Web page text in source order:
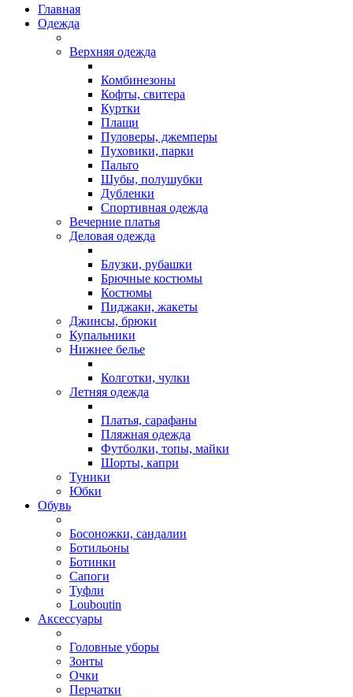
Главная
Одежда
Верхняя одежда
Комбинезоны
Кофты, свитера
Куртки
Плащи
Пуловеры, джемперы
Пуховики, парки
Пальто
Шубы, полушубки
Дубленки
Спортивная одежда
Вечерние платья
Деловая одежда
Блузки, рубашки
Брючные костюмы
Костюмы
Пиджаки, жакеты
Джинсы, брюки
Купальники
Нижнее белье
Колготки, чулки
Летняя одежда
Платья, сарафаны
Пляжная одежда
Футболки, топы, майки
Шорты, капри
Туники
Юбки
Обувь
Босоножки, сандалии
Ботильоны
Ботинки
Сапоги
Туфли
Louboutin
Аксессуары
Головные уборы
Зонты
Очки
Перчатки